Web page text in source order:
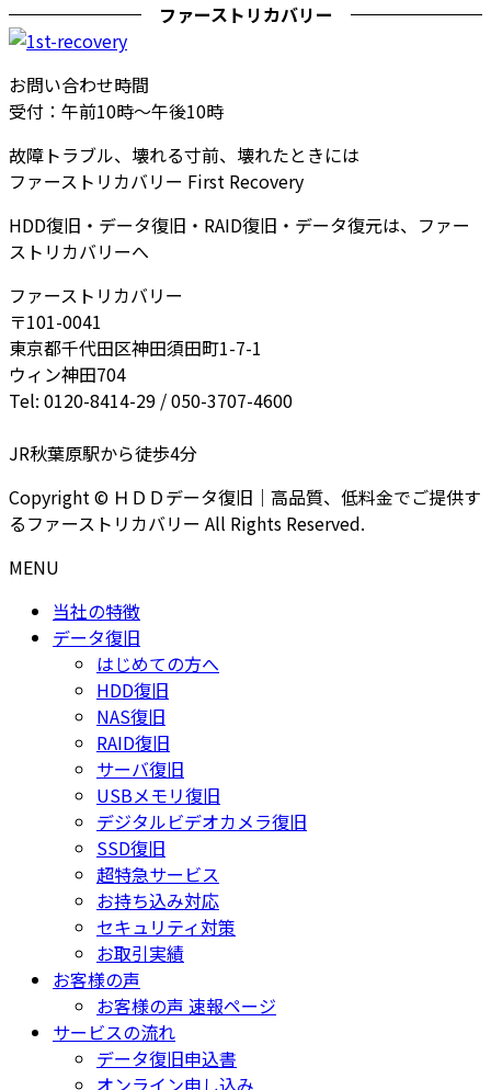
ファーストリカバリー
お問い合わせ時間
受付：午前10時～午後10時
故障トラブル、壊れる寸前、壊れたときには
ファーストリカバリー First Recovery
HDD復旧・データ復旧・RAID復旧・データ復元は、ファー
ストリカバリーへ
ファーストリカバリー
〒101-0041
東京都千代田区神田須田町1-7-1
ウィン神田704
Tel: 0120-8414-29 / 050-3707-4600
JR秋葉原駅から徒歩4分
Copyright © ＨＤＤデータ復旧｜高品質、低料金でご提供す
るファーストリカバリー All Rights Reserved.
MENU
当社の特徴
データ復旧
はじめての方へ
HDD復旧
NAS復旧
RAID復旧
サーバ復旧
USBメモリ復旧
デジタルビデオカメラ復旧
SSD復旧
超特急サービス
お持ち込み対応
セキュリティ対策
お取引実績
お客様の声
お客様の声 速報ページ
サービスの流れ
データ復旧申込書
オンライン申し込み